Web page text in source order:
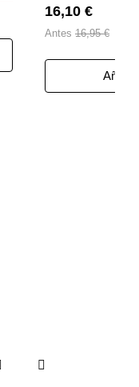
16,10 €
Antes 16,95 €